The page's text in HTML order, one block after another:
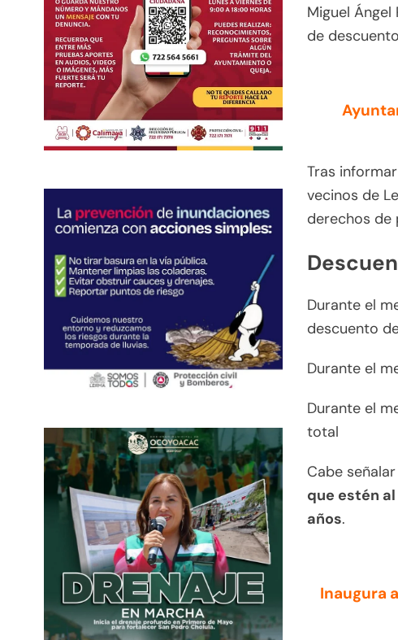
Miguel
de
Tras
vecinos de
derechos de
Durante el
descuento
Durante el
Durante el
total
Cabe
que estén
años.
Inaugura